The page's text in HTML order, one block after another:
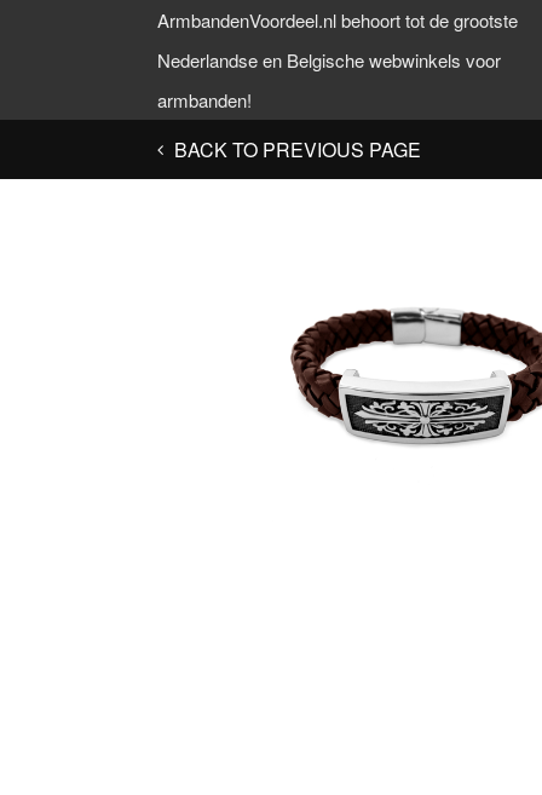
ArmbandenVoordeel.nl behoort tot de grootste
Nederlandse en Belgische webwinkels voor
armbanden!
BACK TO PREVIOUS PAGE